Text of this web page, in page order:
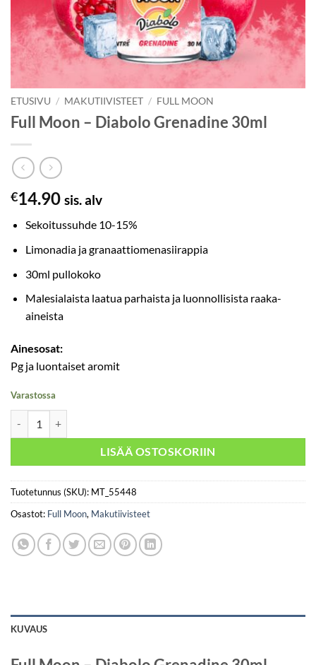
ETUSIVU / MAKUTIIVISTEET / FULL MOON
Full Moon – Diabolo Grenadine 30ml
€14.90 sis. alv
Sekoitussuhde 10-15%
Limonadia ja granaattiomenasiirappia
30ml pullokoko
Malesialaista laatua parhaista ja luonnollisista raaka-
aineista
Ainesosat:
Pg ja luontaiset aromit
Varastossa
LISÄÄ OSTOSKORIIN
Tuotetunnus (SKU): MT_55448
Osastot: Full Moon, Makutiivisteet
KUVAUS